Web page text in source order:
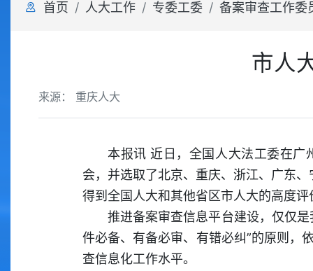
首页 人大工作 专委工委 备案审查工作委
市人
来源： 重庆人大
本报讯 近日，全国人大法工委在
会，并选取了北京、重庆、浙江、广东
得到全国人大和其他省区市人大的高度
推进备案审查信息平台建设，仅仅
件必备、有备必审、有错必纠”的原则，
查信息化工作水平。